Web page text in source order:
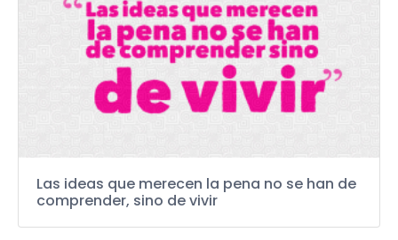
Las ideas que merecen la pena no se han de
comprender, sino de vivir